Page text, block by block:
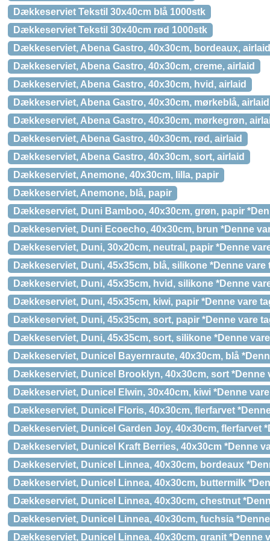
Dækkeserviet Tekstil 30x40cm blå 1000stk
Dækkeserviet Tekstil 30x40cm rød 1000stk
Dækkeserviet, Abena Gastro, 40x30cm, bordeaux, airlaid
Dækkeserviet, Abena Gastro, 40x30cm, creme, airlaid
Dækkeserviet, Abena Gastro, 40x30cm, hvid, airlaid
Dækkeserviet, Abena Gastro, 40x30cm, mørkeblå, airlaid
Dækkeserviet, Abena Gastro, 40x30cm, mørkegrøn,
Dækkeserviet, Abena Gastro, 40x30cm, rød, airlaid
Dækkeserviet, Abena Gastro, 40x30cm, sort, airlaid
Dækkeserviet, Anemone, 40x30cm, lilla, papir
Dækkeserviet, Anemone, blå, papir
Dækkeserviet, Duni Bamboo, 40x30cm, grøn, papir
Dækkeserviet, Duni Ecoecho, 40x30cm, brun *Denne
Dækkeserviet, Duni, 30x20cm, neutral, papir *Denne
Dækkeserviet, Duni, 45x35cm, blå, silikone *Denne vare
Dækkeserviet, Duni, 45x35cm, hvid, silikone *Denne
Dækkeserviet, Duni, 45x35cm, kiwi, papir *Denne vare
Dækkeserviet, Duni, 45x35cm, sort, papir *Denne vare
Dækkeserviet, Duni, 45x35cm, sort, silikone *Denne
Dækkeserviet, Dunicel Bayernraute, 40x30cm, blå
Dækkeserviet, Dunicel Brooklyn, 40x30cm, sort *Denne
Dækkeserviet, Dunicel Elwin, 30x40cm, kiwi *Denne
Dækkeserviet, Dunicel Floris, 40x30cm, flerfarvet
Dækkeserviet, Dunicel Garden Joy, 40x30cm, flerfarvet
Dækkeserviet, Dunicel Kraft Berries, 40x30cm *Denne
Dækkeserviet, Dunicel Linnea, 40x30cm, bordeaux
Dækkeserviet, Dunicel Linnea, 40x30cm, buttermilk
Dækkeserviet, Dunicel Linnea, 40x30cm, chestnut
Dækkeserviet, Dunicel Linnea, 40x30cm, fuchsia
Dækkeserviet, Dunicel Linnea, 40x30cm, granit *Denne